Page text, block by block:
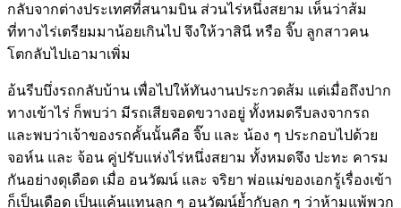
กลับจากต่างประเทศที่สนามบิน ส่วนไร่หนึ่งสยาม เห็นว่าส้ม
ที่ทางไร่เตรียมมาน้อยเกินไป จึงให้วาสินี หรือ จิ๊บ ลูกสาวคน
โตกลับไปเอามาเพิ่ม
อ้นรีบบึ่งรถกลับบ้าน เพื่อไปให้ทันงานประกวดส้ม แต่เมื่อถึงปาก
ทางเข้าไร่ ก็พบว่า มีรถเสียจอดขวางอยู่ ทั้งหมดรีบลงจากรถ
และพบว่าเจ้าของรถคั้นนั้นคือ จิ๊บ และ น้อง ๆ ประกอบไปด้วย
จอห์น และ จ้อน คู่ปรับแห่งไร่หนึ่งสยาม ทั้งหมดจึง ปะทะ คารม
กันอย่างดุเดือด เมื่อ อนวัฒน์ และ จริยา พ่อแม่ของเอกรู้เรื่องเข้า
ก็เป็นเดือด เป็นแค้นแทนลูก ๆ อนวัฒน์ย้ำกับลูก ๆ ว่าห้ามแพ้พวก